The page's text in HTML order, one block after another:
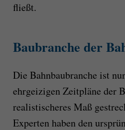
fließt.
Baubranche der
Die Bahnbaubranche ist
ehrgeizigen Zeitpläne der
realistischeres Maß
Experten haben den